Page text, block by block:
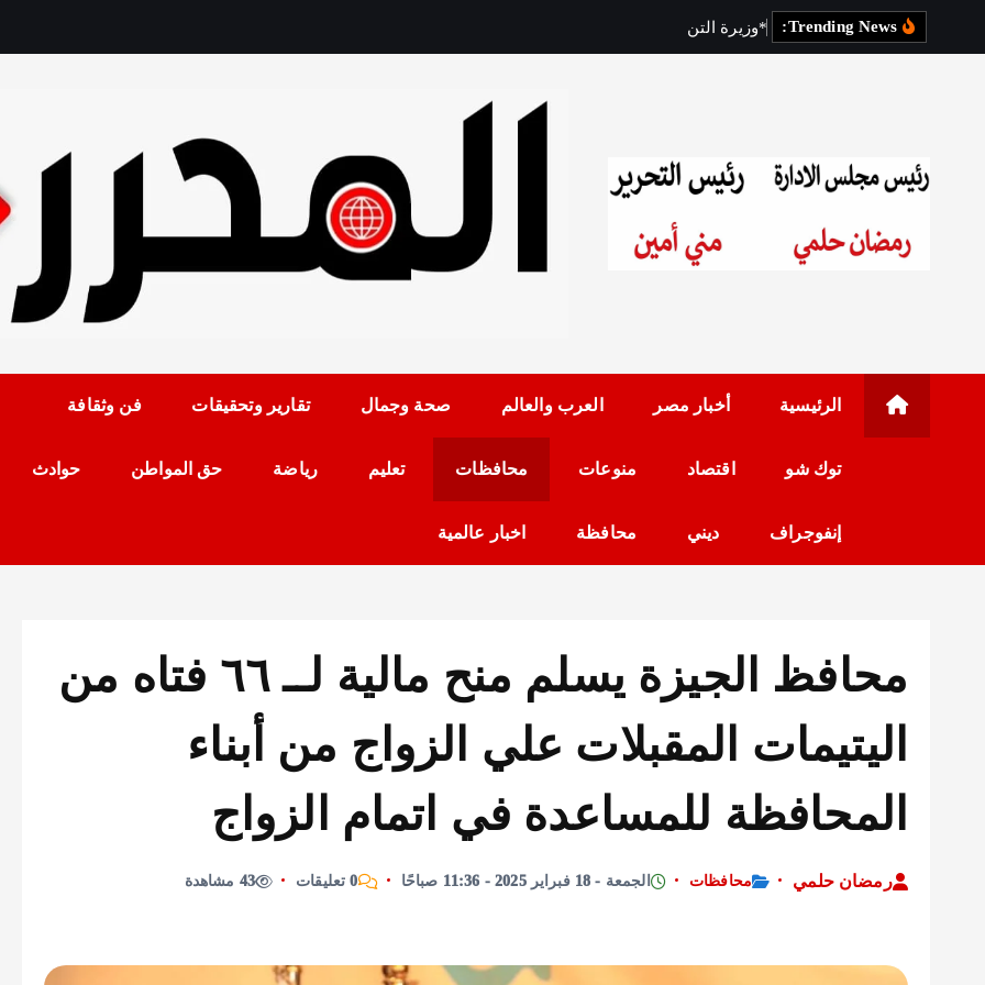
م
*وز ير ة لتنم
رئيس مجلس الإدارة: رمضان حلمي رئيس
الرئيسية أخبار مصر العرب والعالم صحة وجمال تقارير وتحقيقات فن وثقافة
توك شو اقتصاد منوعات محافظات تعليم رياضة حق المواطن حوادث
إنفوجراف ديني محافظة اخبار عالمية
محافظ الجيزة يسلم منح مالية لــ ٦٦ فتاه من
اليتيمات المقبلات علي الزواج من أبناء
المحافظة للمساعدة في اتمام الزواج
رمضان حلمي محافظات الجمعة - 18 فبراير 2025 - 11:36 صباحًا 0 تعليقات 43 مشاهدة